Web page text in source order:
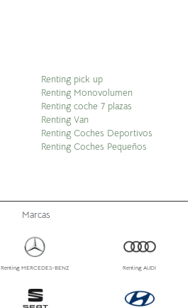
Renting pick up
Renting Monovolumen
Renting coche 7 plazas
Renting Van
Renting Coches Deportivos
Renting Coches Pequeños
Marcas
Renting MERCEDES-BENZ Renting AUDI